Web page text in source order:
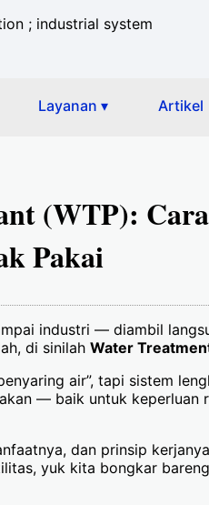
; industrial system
Layanan ▾ Artikel
(WTP):
Pakai
industri — diambil
di sinilah Water
air”, tapi sistem
— baik untuk keperluan
dan prinsip
yuk kita bongkar